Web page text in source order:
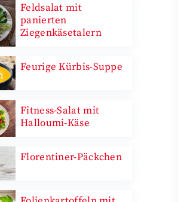
Feldsalat mit
panierten
Ziegenkäsetalern
Feurige Kürbis-Suppe
Fitness-Salat mit
Halloumi-Käse
Florentiner-Päckchen